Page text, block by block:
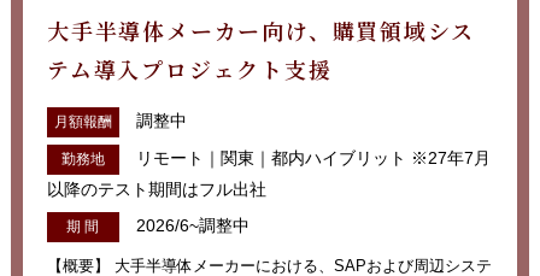
大手半導体メーカー向け、購買領域シス
テム導入プロジェクト支援
月額報酬 調整中
勤務地
リモート｜関東｜都内ハイブリット ※27年7月
以降のテスト期間はフル出社
期 間 2026/6~調整中
【概要】 大手半導体メーカーにおける、SAPおよび周辺システ